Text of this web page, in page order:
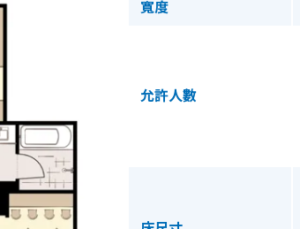
寬度
允許人數